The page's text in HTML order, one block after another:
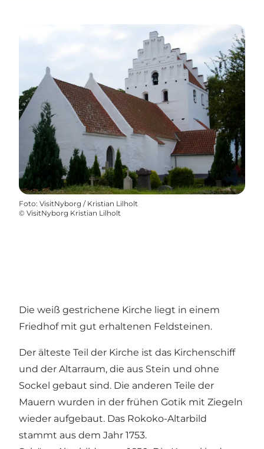
Foto: VisitNyborg / Kristian Lilholt
© VisitNyborg Kristian Lilholt
Die weiß gestrichene Kirche liegt in einem
Friedhof mit gut erhaltenen Feldsteinen.
Der älteste Teil der Kirche ist das Kirchenschiff
und der Altarraum, die aus Stein und ohne
Sockel gebaut sind. Die anderen Teile der
Mauern wurden in der frühen Gotik mit Ziegeln
wieder aufgebaut. Das Rokoko-Altarbild
stammt aus dem Jahr 1753.